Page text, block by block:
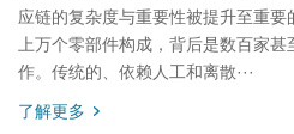
应链的复杂度与重要性被提升至重
上万个零部件构成，背后是数百家
作。传统的、依赖人工和离散···
了解更多